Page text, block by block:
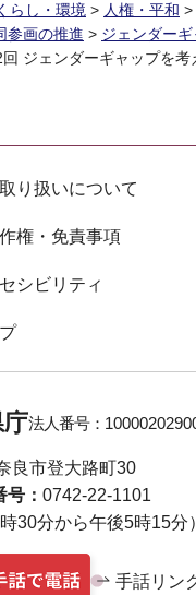
らし・環境 > 人権・平和 >
参画の推進 > ジェンダー
ジェンダーギャップを考
り扱いについて
権・免責事項
シビリティ
法人番号：
良市登大路町30
： 0742-22-1101
30分から午後5時15分）
手話リン